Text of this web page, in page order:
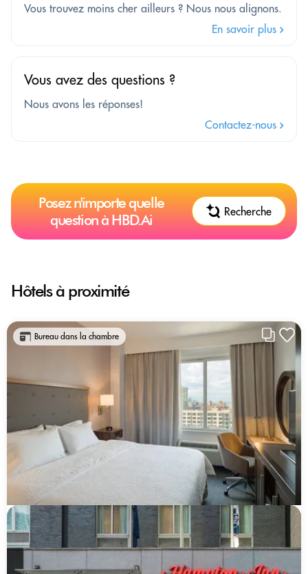
Vous trouvez moins cher ailleurs ? Nous nous alignons.
En savoir plus
Vous avez des questions ?
Nous avons les réponses!
Contactez-nous
Posez n'importe quelle
question à HBD.Ai
Recherche
Hôtels à proximité
Bureau dans la chambre